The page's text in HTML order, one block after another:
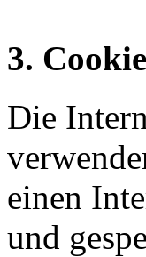
3.
Die
einen
und